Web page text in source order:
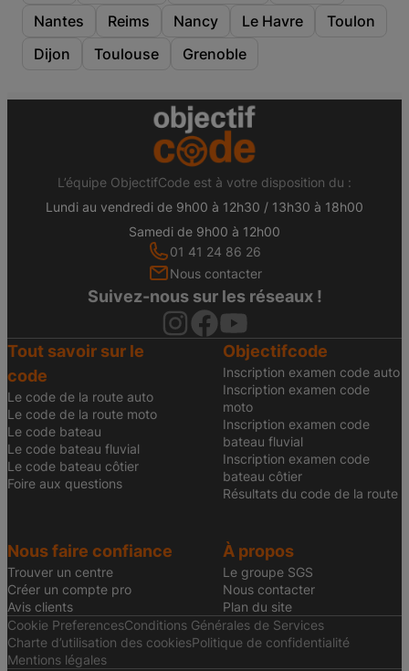
Nantes
Reims Nancy Le Havre
Toulon
Dijon
Toulouse Grenoble
L’équipe ObjectifCode est à votre disposition du :
Lundi au vendredi de 9h00 à 12h30 / 13h30 à 18h00
Samedi de 9h00 à 12h00
01 41 24 86 26
Nous contacter
Suivez-nous sur les réseaux !
Tout savoir sur le
code
Le code de la route auto
Le code de la route moto
Le code bateau
Le code bateau fluvial
Le code bateau côtier
Foire aux questions
Objectifcode
Inscription examen code auto
Inscription examen code
moto
Inscription examen code
bateau fluvial
Inscription examen code
bateau côtier
Résultats du code de la route
Nous faire confiance
Trouver un centre
Créer un compte pro
Avis clients
À propos
Le groupe SGS
Nous contacter
Plan du site
Cookie PreferencesConditions Générales de Services
Charte d’utilisation des cookiesPolitique de confidentialité
Mentions légales